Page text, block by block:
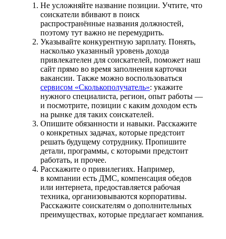
Не усложняйте название позиции. Учтите, что
соискатели вбивают в поиск
распространённые названия должностей,
поэтому тут важно не перемудрить.
Указывайте конкурентную зарплату. Понять,
насколько указанный уровень дохода
привлекателен для соискателей, поможет наш
сайт прямо во время заполнения карточки
вакансии. Также можно воспользоваться
сервисом «Сколькополучатель»: укажите
нужного специалиста, регион, опыт работы —
и посмотрите, позиции с каким доходом есть
на рынке для таких соискателей.
Опишите обязанности и навыки. Расскажите
о конкретных задачах, которые предстоит
решать будущему сотруднику. Пропишите
детали, программы, с которыми предстоит
работать, и прочее.
Расскажите о привилегиях. Например,
в компании есть ДМС, компенсация обедов
или интернета, предоставляется рабочая
техника, организовываются корпоративы.
Расскажите соискателям о дополнительных
преимуществах, которые предлагает компания.